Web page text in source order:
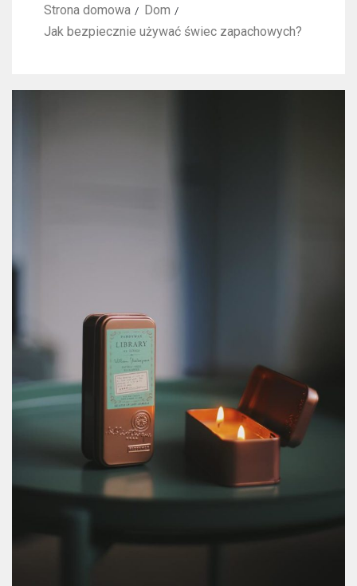
Strona domowa
Dom
Jak bezpiecznie używać świec zapachowych?